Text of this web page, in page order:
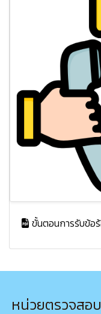
ขั้นตอนการรับข้อ
หน่วยตรวจสอ